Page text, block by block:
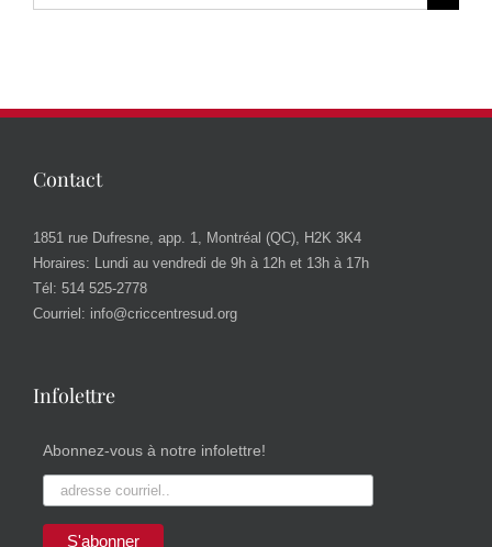
Contact
1851 rue Dufresne, app. 1, Montréal (QC), H2K 3K4
Horaires: Lundi au vendredi de 9h à 12h et 13h à 17h
Tél: 514 525-2778
Courriel: info@criccentresud.org
Infolettre
Abonnez-vous à notre infolettre!